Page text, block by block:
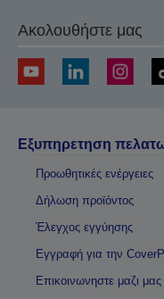
Ακολουθήστε μας
Εξυπηρετηση
Προωθητικές ενέργειες
Δήλωση προϊόντος
Έλεγχος εγγύησης
Εγγραφή για την
Επικοινωνηστε μαζι μας